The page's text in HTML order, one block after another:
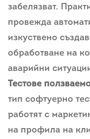
забелязват.
провежда
изкуствено
обработване на
аварийни
Тестове
тип софтуерно
работят с
на профила на